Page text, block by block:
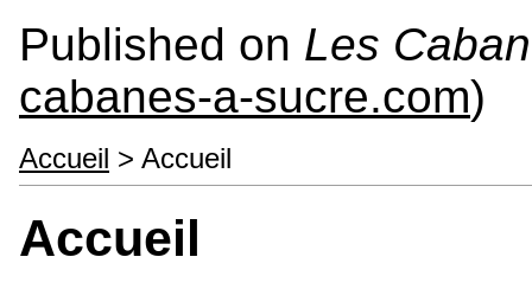
Published on Les
cabanes-a-sucre.com)
Accueil > Accueil
Accueil